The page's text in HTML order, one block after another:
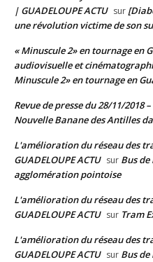
| GUADELOUPE ACTU sur
une révolution victime de son
« Minuscule 2» en tournage en
audiovisuelle et
Minuscule 2» en tournage en
Revue de presse du 28/11/2018
Nouvelle Banane des Antilles
L'amélioration du réseau des
GUADELOUPE ACTU sur Bus
agglomération pointoise
L'amélioration du réseau des
GUADELOUPE ACTU sur Tram
L'amélioration du réseau des
GUADELOUPE ACTU sur Bus